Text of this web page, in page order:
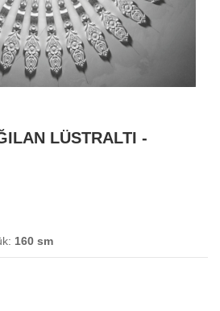
LÜSTRALTI -
160 sm